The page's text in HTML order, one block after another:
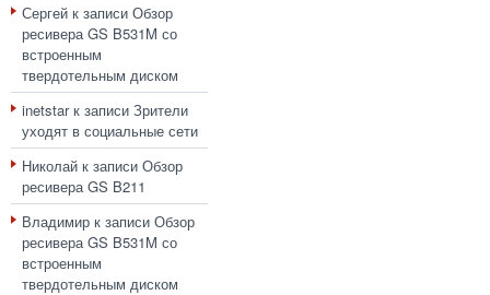
Сергей к записи Обзор
ресивера GS B531M со
встроенным
твердотельным диском
inetstarк записи Зрители
уходят в социальные сети
Николай к записи Обзор
ресивера GS B211
Владимир к записи Обзор
ресивера GS B531M со
встроенным
твердотельным диском